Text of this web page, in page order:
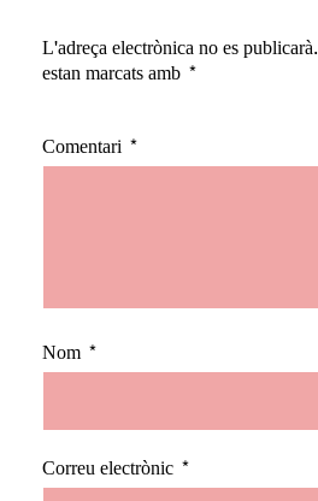
L'adreça electrònica no es publicarà.
estan marcats amb *
Comentari *
Nom *
Correu electrònic *